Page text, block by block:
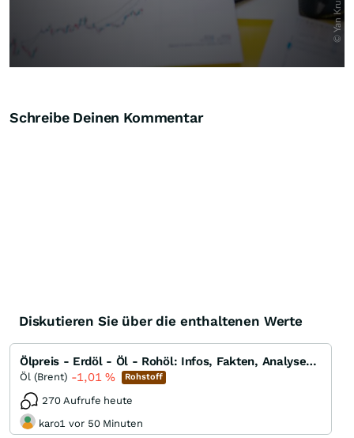
Schreibe Deinen Kommentar
Diskutieren Sie über die enthaltenen Werte
Ölpreis - Erdöl - Öl - Rohöl: Infos, Fakten, Analysen, Charts und Ausblick
Öl (Brent) -1,01 % Rohstoff
270 Aufrufe heute
karo1 vor 50 Minuten